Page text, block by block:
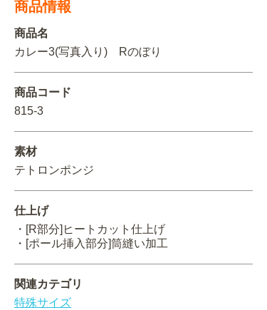
カルチャー・教養
車・バイク関連
OTHER ITEMS
ORIGINAL ORDER
お届け納期と配送方法
よくある質問
商品情報
商品名
カレー3(写真入り) Rのぼり
商品コード
815-3
素材
テトロンポンジ
仕上げ
・[R部分]ヒートカット仕上げ
・[ポール挿入部分]筒縫い加工
関連カテゴリ
特殊サイズ